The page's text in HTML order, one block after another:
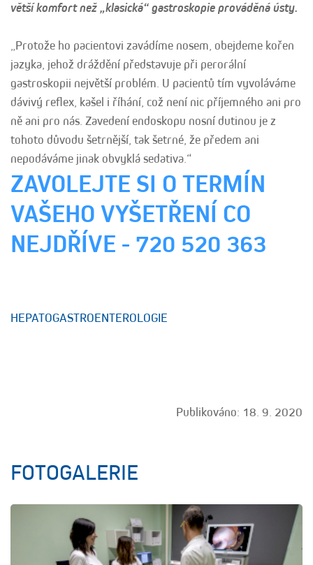
větší komfort než „klasická“ gastroskopie prováděná ústy.
„Protože ho pacientovi zavádíme nosem, obejdeme kořen
jazyka, jehož dráždění představuje při perorální
gastroskopii největší problém. U pacientů tím vyvoláváme
dávivý reflex, kašel i říhání, což není nic příjemného ani pro
ně ani pro nás. Zavedení endoskopu nosní dutinou je z
tohoto důvodu šetrnější, tak šetrné, že předem ani
nepodáváme jinak obvyklá sedativa.“
ZAVOLEJTE SI O TERMÍN
VAŠEHO VYŠETŘENÍ CO
NEJDŘÍVE - 720 520 363
HEPATOGASTROENTEROLOGIE
Publikováno: 18. 9. 2020
FOTOGALERIE